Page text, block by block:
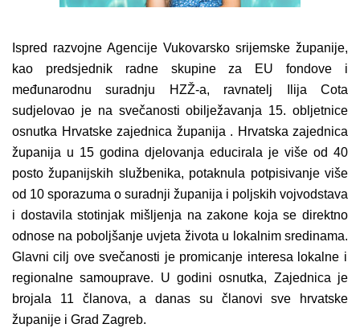
Ispred razvojne Agencije Vukovarsko srijemske županije,
kao predsjednik radne skupine za EU fondove i
međunarodnu suradnju HZŽ-a, ravnatelj Ilija Cota
sudjelovao je na svečanosti obilježavanja 15. obljetnice
osnutka Hrvatske zajednica županija . Hrvatska zajednica
županija u 15 godina djelovanja educirala je više od 40
posto županijskih službenika, potaknula potpisivanje više
od 10 sporazuma o suradnji županija i poljskih vojvodstava
i dostavila stotinjak mišljenja na zakone koja se direktno
odnose na poboljšanje uvjeta života u lokalnim sredinama.
Glavni cilj ove svečanosti je promicanje interesa lokalne i
regionalne samouprave. U godini osnutka, Zajednica je
brojala 11 članova, a danas su članovi sve hrvatske
županije i Grad Zagreb.